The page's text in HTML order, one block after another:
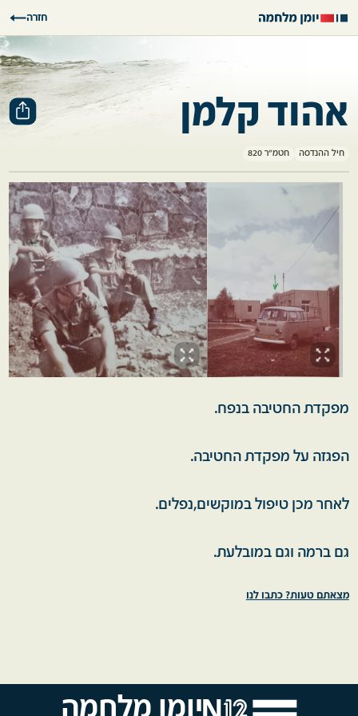
חזרה
אהוד קלמן
חיל ההנדסה חטמ"ר 820
מפקדת החטיבה בנפח.
הפגזה על מפקדת החטיבה.
לאחר מכן טיפול במוקשים,נפלים.
גם ברמה וגם במובלעת.
מצאתם טעות? כתבו לנו
יומן מלחמה